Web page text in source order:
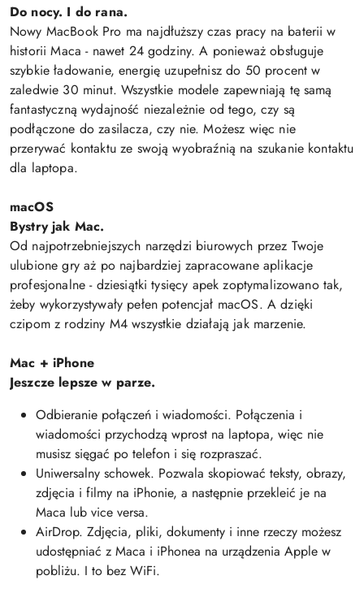
Do nocy. I do rana.
Nowy MacBook Pro ma najdłuższy czas pracy na baterii w
historii Maca - nawet 24 godziny. A ponieważ obsługuje
szybkie ładowanie, energię uzupełnisz do 50 procent w
zaledwie 30 minut. Wszystkie modele zapewniają tę samą
fantastyczną wydajność niezależnie od tego, czy są
podłączone do zasilacza, czy nie. Możesz więc nie
przerywać kontaktu ze swoją wyobraźnią na szukanie kontaktu
dla laptopa.
macOS
Bystry jak Mac.
Od najpotrzebniejszych narzędzi biurowych przez Twoje
ulubione gry aż po najbardziej zapracowane aplikacje
profesjonalne - dziesiątki tysięcy apek zoptymalizowano tak,
żeby wykorzystywały pełen potencjał macOS. A dzięki
czipom z rodziny M4 wszystkie działają jak marzenie.
Mac + iPhone
Jeszcze lepsze w parze.
Odbieranie połączeń i wiadomości. Połączenia i
wiadomości przychodzą wprost na laptopa, więc nie
musisz sięgać po telefon i się rozpraszać.
Uniwersalny schowek. Pozwala skopiować teksty, obrazy,
zdjęcia i filmy na iPhonie, a następnie przekleić je na
Maca lub vice versa.
AirDrop. Zdjęcia, pliki, dokumenty i inne rzeczy możesz
udostępniać z Maca i iPhonea na urządzenia Apple w
pobliżu. I to bez WiFi.